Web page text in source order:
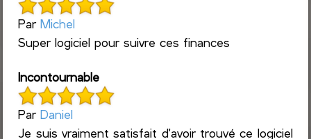
ParMichel
Super logiciel pour suivre ces finances
Incontournable
ParDaniel
Je suis vraiment satisfait d'avoir trouvé ce logiciel